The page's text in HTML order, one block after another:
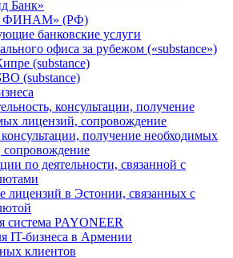
Банк»
ФИНАМ» (РФ)
банковские услуги
офиса за рубежом («substance»)
(substance)
(substance)
консультации, получение
лицензий, сопровождение
получение необходимых
сопровождение
по деятельности, связанной с
лицензий в Эстонии, связанных с
система PAYONEER
IT-бизнеса в Армении
клиентов